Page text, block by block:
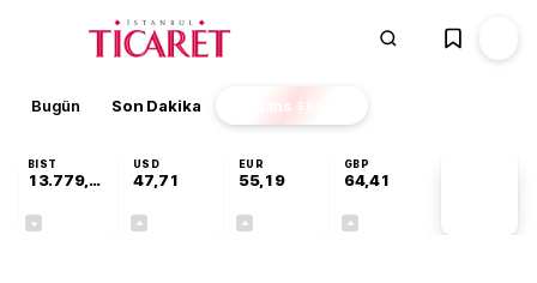
Bugün Son Dakika Finans EKSTRA
BIST
13.779,39
USD
47,71
EUR
55,19
GBP
64,41